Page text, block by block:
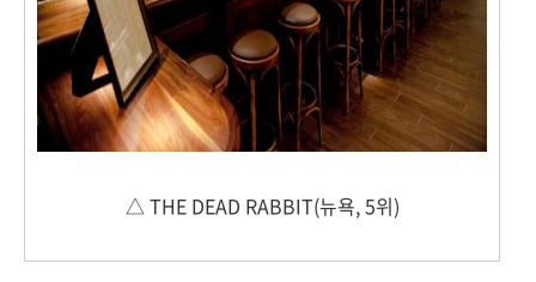
△ THE DEAD RABBIT(뉴욕, 5위)